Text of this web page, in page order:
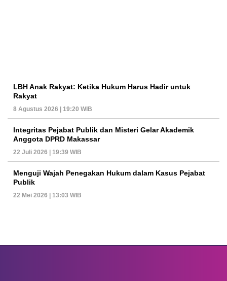
LBH Anak Rakyat: Ketika Hukum Harus Hadir untuk
Rakyat
8 Agustus 2026 | 19:20 WIB
Integritas Pejabat Publik dan Misteri Gelar Akademik
Anggota DPRD Makassar
22 Juli 2026 | 19:39 WIB
Menguji Wajah Penegakan Hukum dalam Kasus Pejabat
Publik
22 Mei 2026 | 13:03 WIB